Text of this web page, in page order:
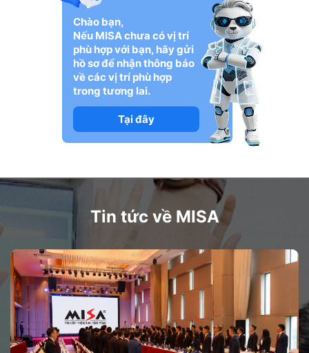
Chào bạn,
Nếu MISA chưa có vị trí
phù hợp với bạn, hãy gửi
hồ sơ để nhận thông báo
về các vị trí phù hợp
trong tương lai.
Tại đây
Tin tức về MISA